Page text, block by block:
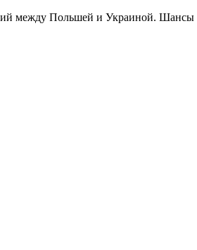
между Польшей и Украиной.